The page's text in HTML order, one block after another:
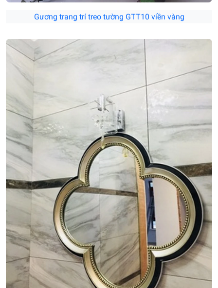
Gương trang trí treo tường GTT10 viền vàng